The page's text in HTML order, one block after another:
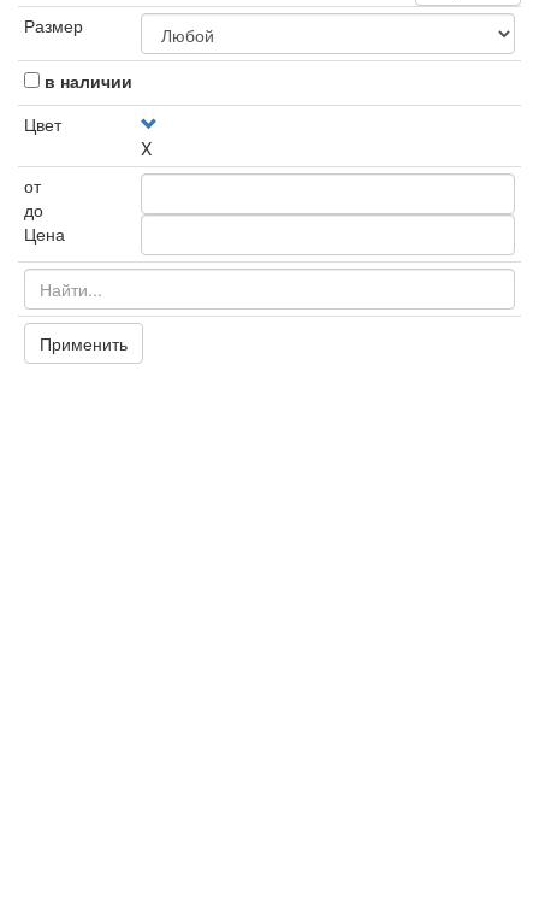
Размер
в наличии
Цвет
X
от
до
Цена
Применить